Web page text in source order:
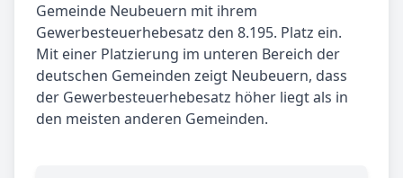
Gemeinde Neubeuern mit ihrem
Gewerbesteuerhebesatz den 8.195. Platz ein.
Mit einer Platzierung im unteren Bereich der
deutschen Gemeinden zeigt Neubeuern, dass
der Gewerbesteuerhebesatz höher liegt als in
den meisten anderen Gemeinden.